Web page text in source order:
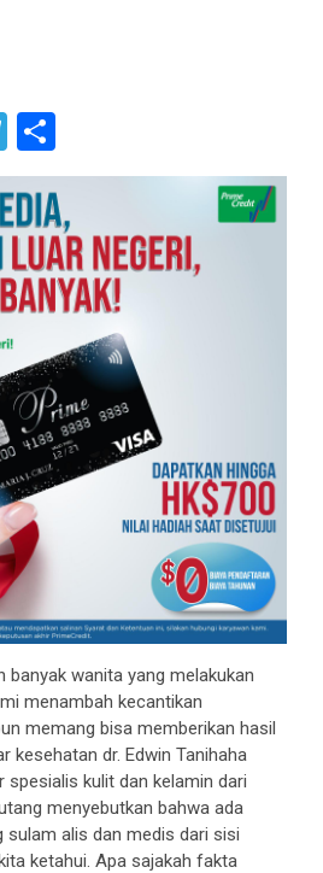
Telegram
banyak wanita yang melakukan
menambah kecantikan
memang bisa memberikan hasil
kesehatan dr. Edwin Tanihaha
spesialis kulit dan kelamin dari
menyebutkan bahwa ada
alis dan medis dari sisi
ketahui. Apa sajakah fakta